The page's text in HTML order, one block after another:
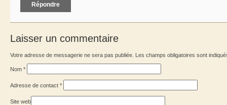
Répondre
Laisser un commentaire
Votre adresse de messagerie ne sera pas publiée. Les champs obligatoires sont
Nom *
Adresse de contact *
Site web